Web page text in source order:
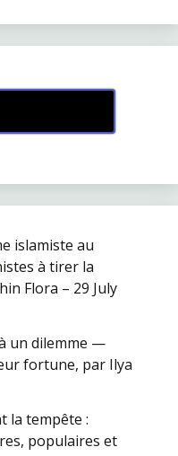
islamiste au
à tirer la
Flora – 29 July
un dilemme —
fortune, par Ilya
la tempête :
populaires et